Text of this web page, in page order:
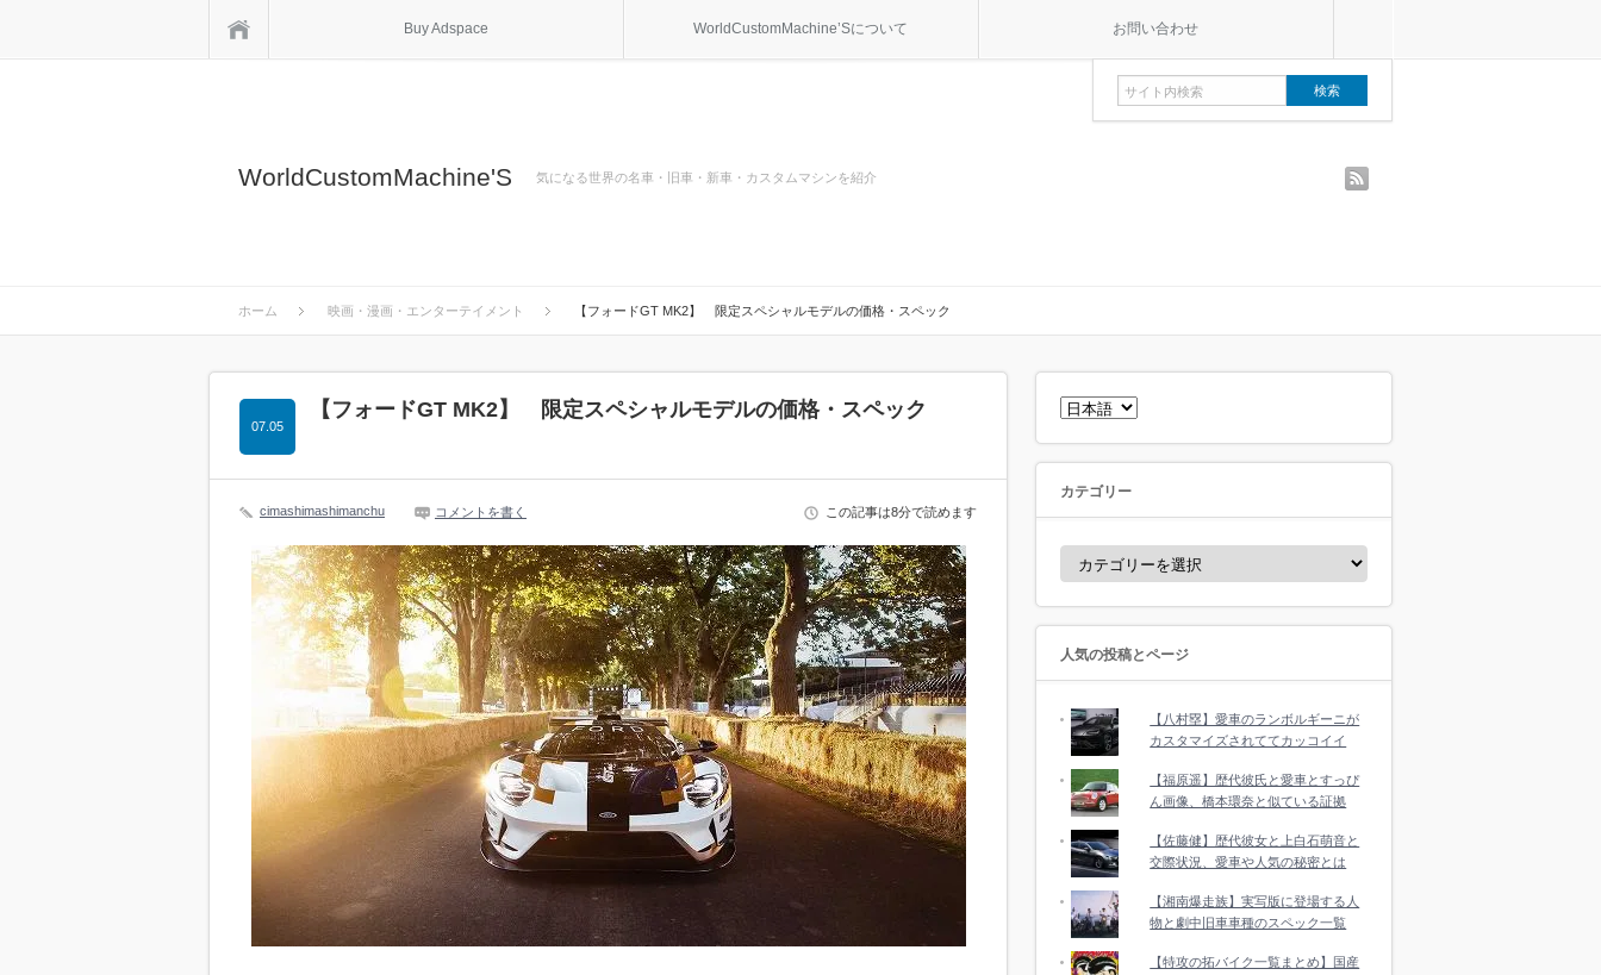
Buy Adspace WorldCustomMachine’Sについて お問い合わせ
WorldCustomMachine'S 気になる世界の名車・旧車・新車・カスタムマシンを紹介
ホーム 映画・漫画・エンターテイメント 【フォードGT MK2】 限定スペシャルモデルの価格・スペック
【フォードGT MK2】 限定スペシャルモデルの価格・スペック
07.05
cimashimashimanchu コメントを書く この記事は8分で読めます
言
語
カテゴリー
人気の投稿とページ
【八村塁】愛車のランボルギーニが
カスタマイズされててカッコイイ
【福原遥】歴代彼氏と愛車とすっぴ
ん画像、橋本環奈と似ている証拠
【佐藤健】歴代彼女と上白石萌音と
交際状況、愛車や人気の秘密とは
【湘南爆走族】実写版に登場する人
物と劇中旧車車種のスペック一覧
【特攻の拓バイク一覧まとめ】国産